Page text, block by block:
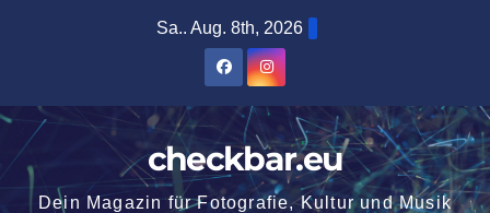
Sa.. Aug. 8th, 2026
checkbar.eu
Dein Magazin für Fotografie, Kultur und Musik